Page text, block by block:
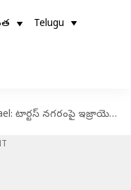
Telugu
నగరంపై ఇజ్రాయెల్‌ భారీ దాడి.. 2012 తర్వాత సిరియాలో మొదటిసారి